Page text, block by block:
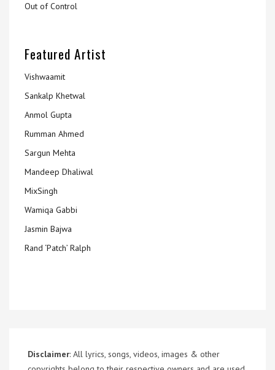
Out of Control
Featured Artist
Vishwaamit
Sankalp Khetwal
Anmol Gupta
Rumman Ahmed
Sargun Mehta
Mandeep Dhaliwal
MixSingh
Wamiqa Gabbi
Jasmin Bajwa
Rand ‘Patch’ Ralph
Disclaimer: All lyrics, songs, videos, images & other